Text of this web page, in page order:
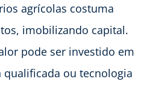
agrícolas costuma
imobilizando capital.
pode ser investido em
ou tecnologia